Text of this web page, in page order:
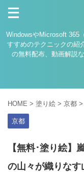
WindowsやMicrosoft 365
すすめのテクニックの紹
の無料配布、動画解説
HOME > 塗り絵 > 京都 >
京都
【無料･塗り絵】
の山々が織りなす